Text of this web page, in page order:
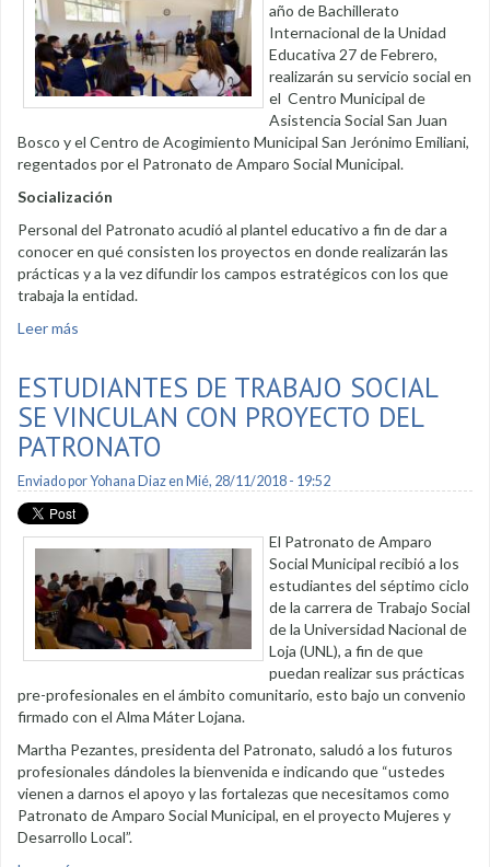
año de Bachillerato
Internacional de la Unidad
Educativa 27 de Febrero,
realizarán su servicio social en
el Centro Municipal de
Asistencia Social San Juan
Bosco y el Centro de Acogimiento Municipal San Jerónimo Emiliani,
regentados por el Patronato de Amparo Social Municipal.
Socialización
Personal del Patronato acudió al plantel educativo a fin de dar a
conocer en qué consisten los proyectos en donde realizarán las
prácticas y a la vez difundir los campos estratégicos con los que
trabaja la entidad.
Leer más
ESTUDIANTES DE TRABAJO SOCIAL
SE VINCULAN CON PROYECTO DEL
PATRONATO
Enviado porYohana Diazen Mié, 28/11/2018 - 19:52
El Patronato de Amparo
Social Municipal recibió a los
estudiantes del séptimo ciclo
de la carrera de Trabajo Social
de la Universidad Nacional de
Loja (UNL), a fin de que
puedan realizar sus prácticas
pre-profesionales en el ámbito comunitario, esto bajo un convenio
firmado con el Alma Máter Lojana.
Martha Pezantes, presidenta del Patronato, saludó a los futuros
profesionales dándoles la bienvenida e indicando que “ustedes
vienen a darnos el apoyo y las fortalezas que necesitamos como
Patronato de Amparo Social Municipal, en el proyecto Mujeres y
Desarrollo Local”.